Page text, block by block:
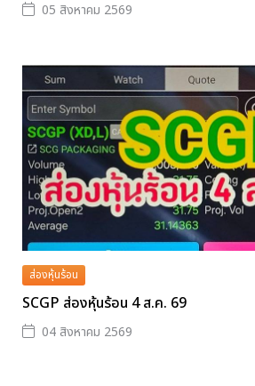
05 สิงหาคม 2569
ส่องหุ้นร้อน
SCGP ส่องหุ้นร้อน 4 ส.ค. 69
04 สิงหาคม 2569